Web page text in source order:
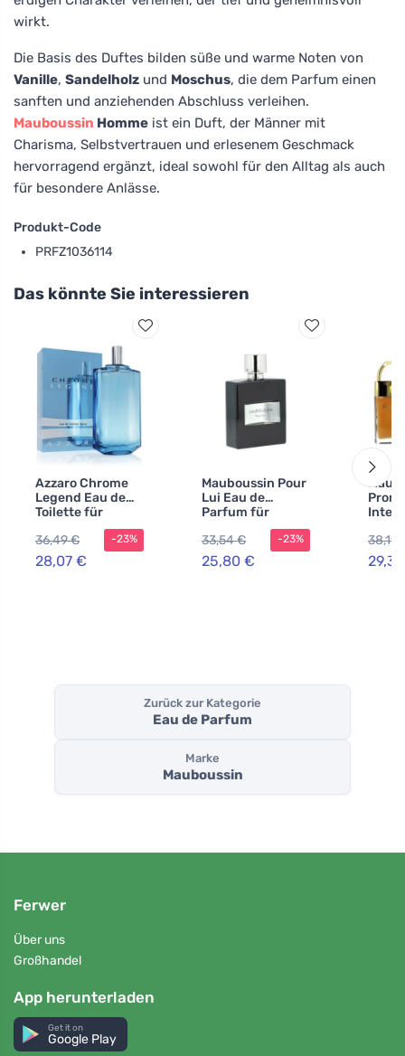
wirkt.
Die Basis des Duftes bilden süße und warme Noten von
Vanille, Sandelholz und Moschus, die dem Parfum einen
sanften und anziehenden Abschluss verleihen.
Mauboussin Homme ist ein Duft, der Männer mit
Charisma, Selbstvertrauen und erlesenem Geschmack
hervorragend ergänzt, ideal sowohl für den Alltag als auch
für besondere Anlässe.
Produkt-Code
PRFZ1036114
Das könnte Sie interessieren
Azzaro Chrome
Legend Eau de
Toilette für
Herren 125 ml
36,49 €
28,07 €
-23%
Mauboussin Pour
Lui Eau de
Parfum für
33,54 €
25,80 €
-23% 38,19
Zurück zur Kategorie
Eau de Parfum
Marke
Mauboussin
Ferwer
Über uns
Großhandel
App herunterladen
Get it on
Google Play